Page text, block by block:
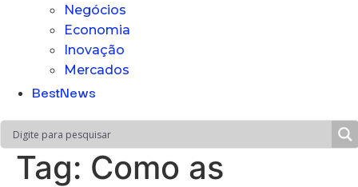
Negócios
Economia
Inovação
Mercados
BestNews
Tag: Como as